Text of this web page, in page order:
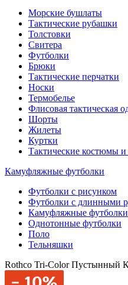
Морские бушлаты
Тактические рубашки
Толстовки
Свитера
Футболки
Брюки
Тактические перчатки
Носки
Термобелье
Флисовая тактическая
Шорты
Жилеты
Куртки
Тактические костюмы
Камуфляжные футболки
Футболки с рисунком
Футболки с длинными
Камуфляжные футболки
Однотонные футболки
Поло
Тельняшки
Rothco Tri-Color Пустынный